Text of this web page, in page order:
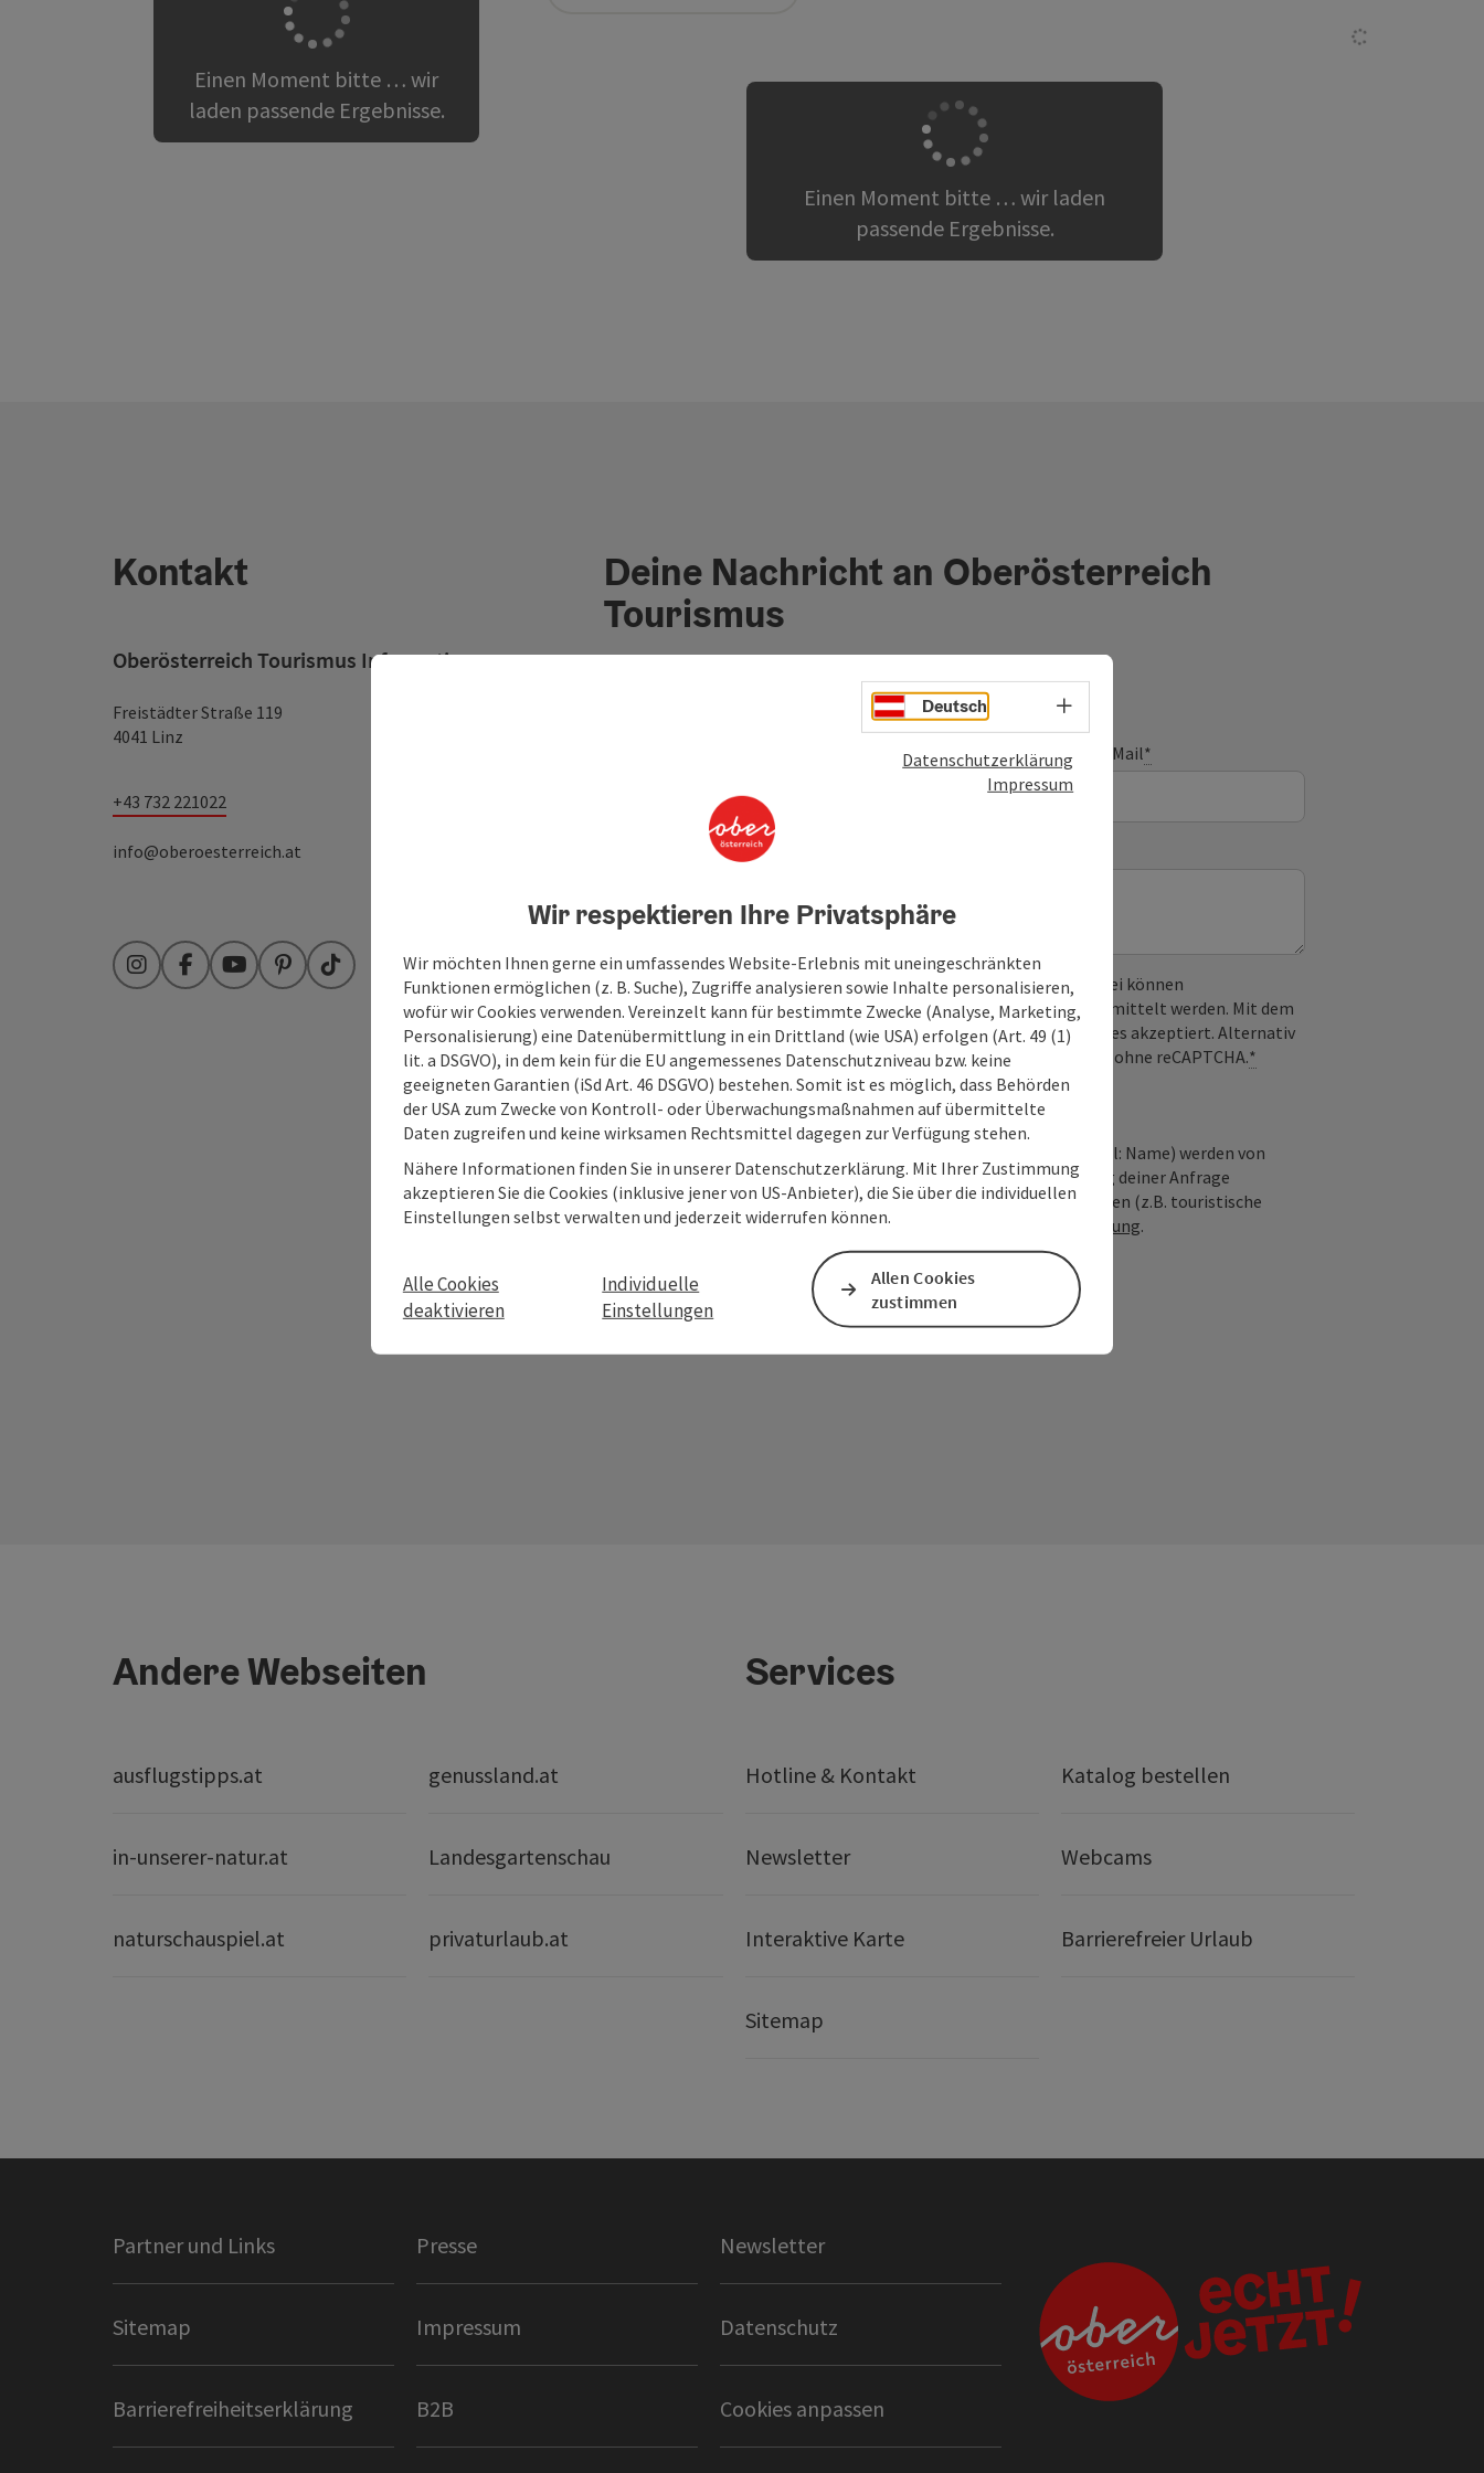
Einen Moment bitte … wir
laden passende Ergebnisse.
Einen Moment bitte … wir laden
passende Ergebnisse.
Kontakt
Oberösterreich Tourismus Information
Freistädter Straße 119
4041 Linz
+43 732 221022
info@oberoesterreich.at
InstagramFacebookYouTubePinterest
TikTok
Deine Nachricht an Oberösterreich
Tourismus
Nachname E-Mail*
Unverbindliche Anfrage
Zum Schutz vor Spam wird Google reCAPTCHA verwendet. Dabei können
personenbezogene Daten (z. B. die IP-Adresse) an Google übermittelt werden. Mit dem
Absenden des Formulars werden die dafür erforderlichen Cookies akzeptiert. Alternativ
ist eine Kontaktaufnahme jederzeit per E-Mail möglich – ganz ohne reCAPTCHA.*
Oberösterreich Reise- und Freizeit-Newsletter abonnieren
Deine bekannt gegebenen Daten (E-Mail-Adresse, Anfrage; optional: Name) werden von
Oberösterreich Tourismus GmbH ausschließlich für die Bearbeitung deiner Anfrage
verwendet und nur dann weitergegeben, wenn die Anfrage von Dritten (z.B. touristische
Leistungsträger) zu beantworten ist. Siehe auch
Datenschutzerklärung.
Senden
Andere Webseiten
ausflugstipps.at genussland.at
in-unserer-natur.at Landesgartenschau
naturschauspiel.at privaturlaub.at
Services
Hotline & Kontakt Katalog bestellen
Newsletter Webcams
Interaktive Karte Barrierefreier Urlaub
Sitemap
Partner und Links Presse Newsletter
Sitemap Impressum Datenschutz
Barrierefreiheitserklärung B2B Cookies anpassen
Deutsch Sprachwahl - Menü öffnen
Datenschutzerklärung
Impressum
Wir respektieren Ihre Privatsphäre
Wir möchten Ihnen gerne ein umfassendes Website-Erlebnis mit uneingeschränkten
Funktionen ermöglichen (z. B. Suche), Zugriffe analysieren sowie Inhalte personalisieren,
wofür wir Cookies verwenden. Vereinzelt kann für bestimmte Zwecke (Analyse, Marketing,
Personalisierung) eine Datenübermittlung in ein Drittland (wie USA) erfolgen (Art. 49 (1)
lit. a DSGVO), in dem kein für die EU angemessenes Datenschutzniveau bzw. keine
geeigneten Garantien (iSd Art. 46 DSGVO) bestehen. Somit ist es möglich, dass Behörden
der USA zum Zwecke von Kontroll- oder Überwachungsmaßnahmen auf übermittelte
Daten zugreifen und keine wirksamen Rechtsmittel dagegen zur Verfügung stehen.
Nähere Informationen finden Sie in unserer Datenschutzerklärung. Mit Ihrer Zustimmung
akzeptieren Sie die Cookies (inklusive jener von US-Anbieter), die Sie über die individuellen
Einstellungen selbst verwalten und jederzeit widerrufen können.
Alle Cookies
deaktivieren
Individuelle
Einstellungen
Allen Cookies
zustimmen